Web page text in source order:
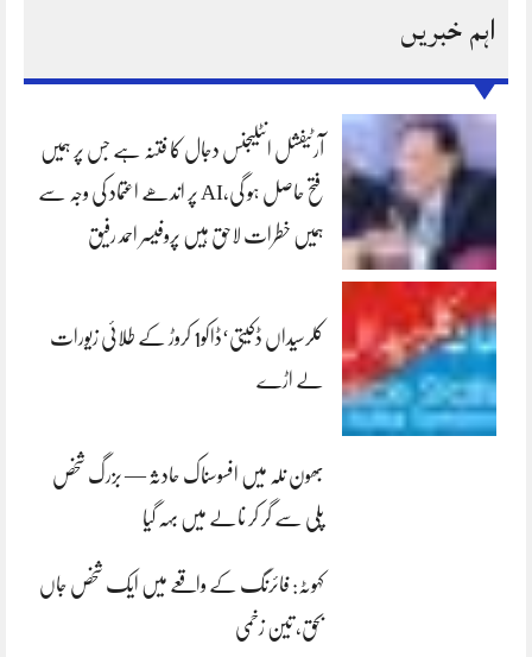
اہم خبریں
آرٹیفشل انٹلیجنس دجال کا فتنہ ہے جس پر ہمیں
فتح حاصل ہو گی،AI پر اندھے اعتماد کی وجہ سے
ہمیں خطرات لاحق ہیں پروفیسر احمد رفیق
کلرسیداں ڈکیتی‘ڈاکو1 کروڑ کے طلائی زیورات
لے اڑے
بھون نلہ میں افسوسناک حادثہ — بزرگ شخص
پلی سے گر کر نالے میں بہہ گیا
کہوٹہ: فائرنگ کے واقعے میں ایک شخص جاں
بحق، تین زخمی